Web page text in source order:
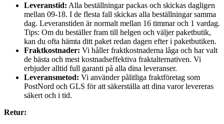
Leveranstid: Alla beställningar packas och skickas dagligen
mellan 09-18. I de flesta fall skickas alla beställningar samma
dag. Leveranstiden är normalt mellan 16 timmar och 1 vardag.
Tips: Om du beställer fram till helgen och väljer paketbutik,
kan du ofta hämta ditt paket redan dagen efter i paketbutiken.
Fraktkostnader: Vi håller fraktkostnaderna låga och har valt
de bästa och mest kostnadseffektiva fraktalternativen. Vi
erbjuder alltid full garanti på alla dina leveranser.
Leveransmetod: Vi använder pålitliga fraktföretag som
PostNord och GLS för att säkerställa att dina varor levereras
säkert och i tid.
Retur: